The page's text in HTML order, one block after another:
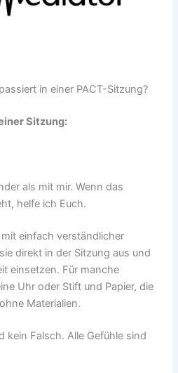
in einer PACT-Sitzung?
Sitzung:
als mit mir. Wenn das
helfe ich Euch.
einfach verständlicher
direkt in der Sitzung aus und
einsetzen. Für manche
Uhr oder Stift und Papier, die
Materialien.
kein Falsch. Alle Gefühle sind